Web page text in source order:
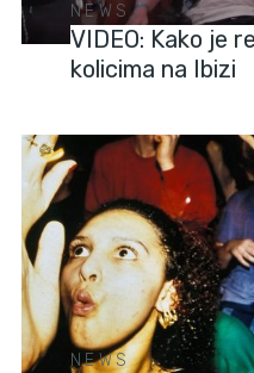
NEWS
VIDEO: Kako je
kolicima na Ibizi
NEWS